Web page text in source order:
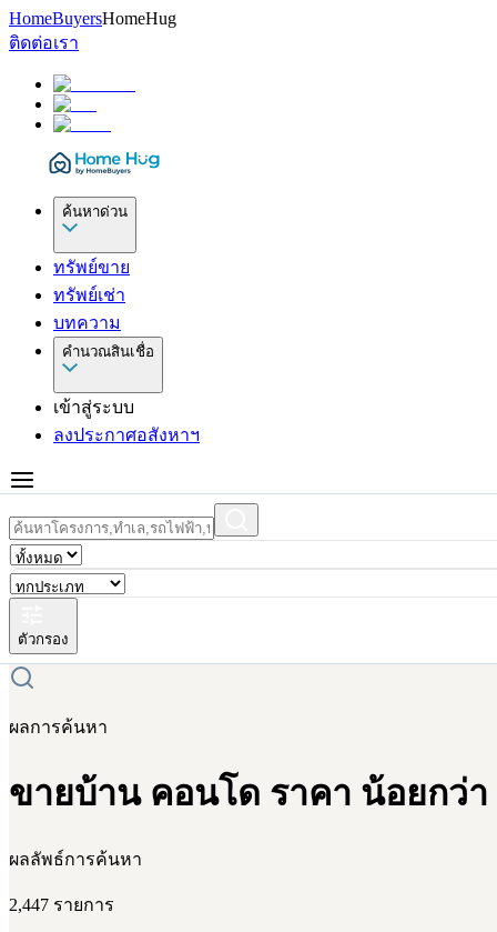
HomeBuyersHomeHug
ติดต่อเรา
ค้นหาด่วน
ทรัพย์ขาย
ทรัพย์เช่า
บทความ
คำนวณสินเชื่อ
เข้าสู่ระบบ
ลงประกาศอสังหาฯ
ตัวกรอง
ผลการค้นหา
ขายบ้าน คอนโด ราคา น้อยกว่
ผลลัพธ์การค้นหา
2,447 รายการ